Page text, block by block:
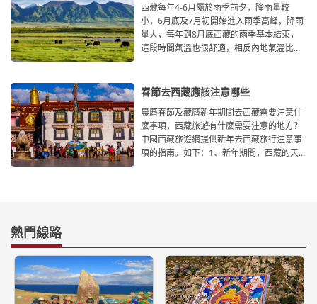
西藏每年4-6月屬於雨季前夕，降雨量較
小，6月底及7月初開始進入雨季高峰，降雨
量大，每年到8月底西藏的雨季基本結束，
這段時間氣溫也很舒適，相反內地氣溫比較
春節去西藏應該注意哪些
農曆春節及藏曆新年期間去西藏需要注意什
麼事項，西藏旅遊有什麼需要注意的地方？
中國西藏旅遊網提供新年去西藏旅行注意事
項的指南。如下：1、新年期間，西藏的天
熱門線路